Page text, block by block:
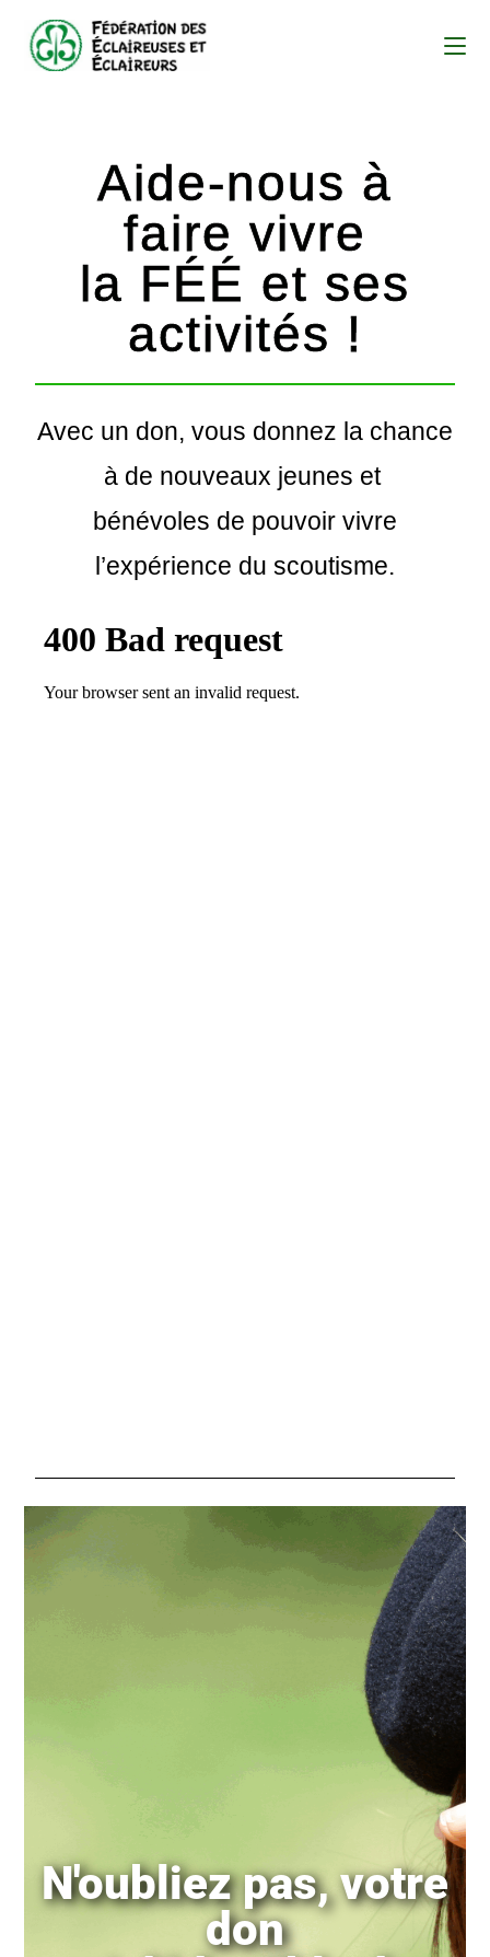
Aide-nous à
faire vivre
la FÉÉ et ses
activités !
Avec un don, vous donnez la chance
à de nouveaux jeunes et
bénévoles de pouvoir vivre
l’expérience du scoutisme.
N'oubliez pas, votre
don